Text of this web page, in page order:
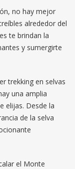
no hay mejor
alrededor del
te brindan la
y sumergirte
trekking en selvas
una amplia
elijas. Desde la
de la selva
el Monte